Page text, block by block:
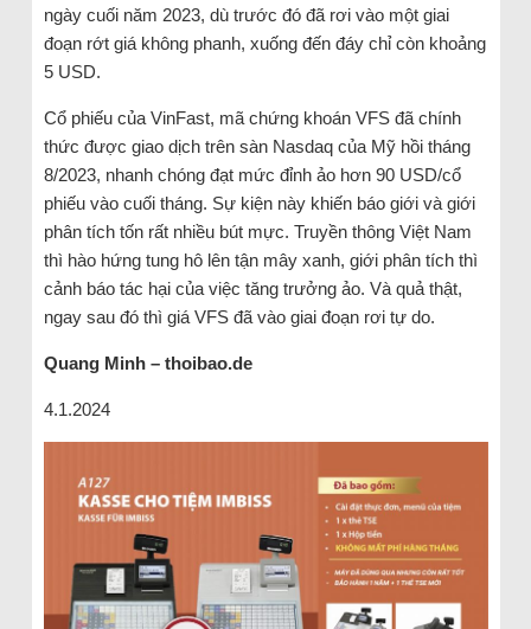
ngày cuối năm 2023, dù trước đó đã rơi vào một giai
đoạn rớt giá không phanh, xuống đến đáy chỉ còn khoảng
5 USD.
Cổ phiếu của VinFast, mã chứng khoán VFS đã chính
thức được giao dịch trên sàn Nasdaq của Mỹ hồi tháng
8/2023, nhanh chóng đạt mức đỉnh ảo hơn 90 USD/cổ
phiếu vào cuối tháng. Sự kiện này khiến báo giới và giới
phân tích tốn rất nhiều bút mực. Truyền thông Việt Nam
thì hào hứng tung hô lên tận mây xanh, giới phân tích thì
cảnh báo tác hại của việc tăng trưởng ảo. Và quả thật,
ngay sau đó thì giá VFS đã vào giai đoạn rơi tự do.
Quang Minh – thoibao.de
4.1.2024